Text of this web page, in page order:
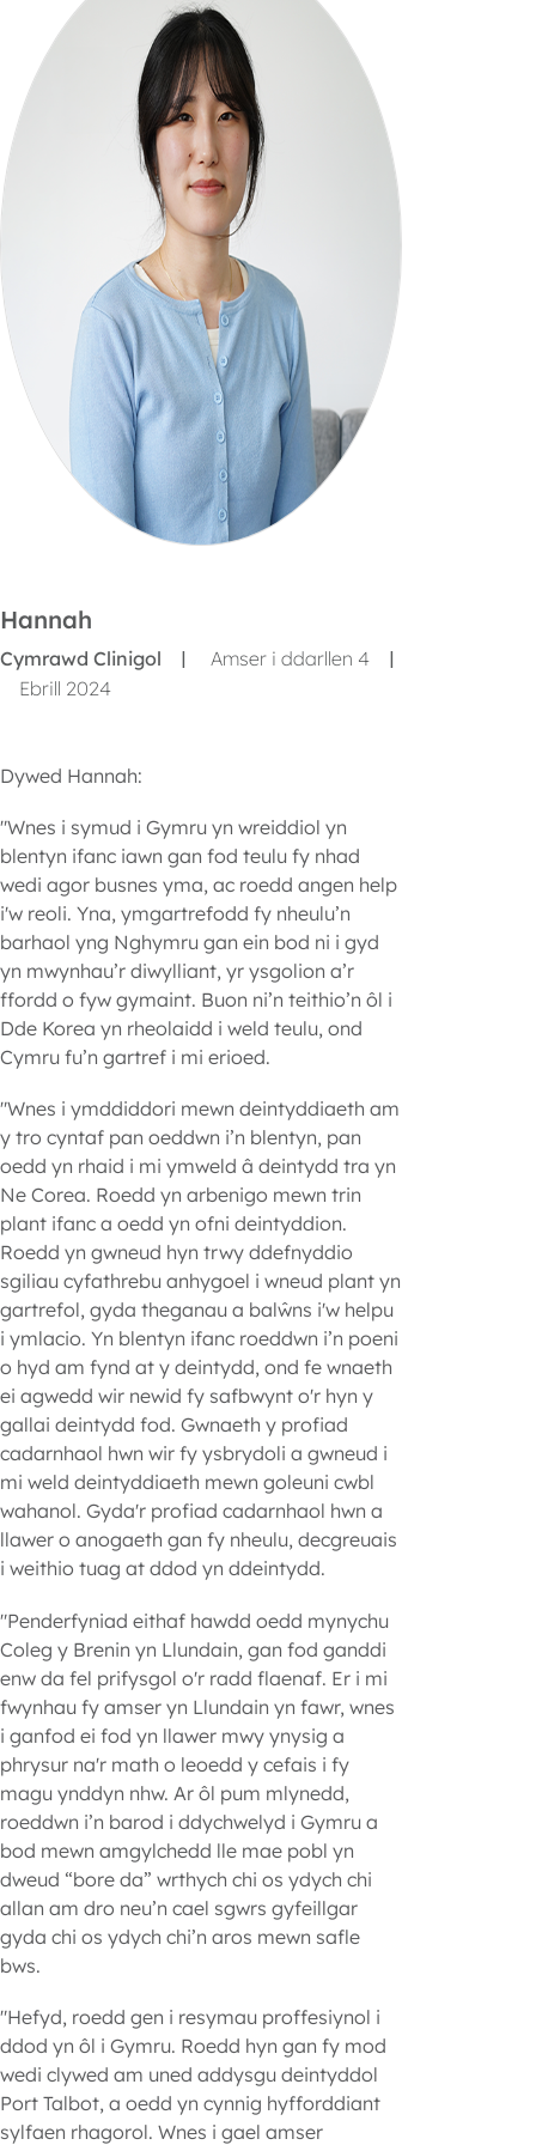
Hannah
Cymrawd Clinigol | Amser i ddarllen 4 |
Ebrill 2024
Dywed Hannah:
"Wnes i symud i Gymru yn wreiddiol yn
blentyn ifanc iawn gan fod teulu fy nhad
wedi agor busnes yma, ac roedd angen help
i'w reoli. Yna, ymgartrefodd fy nheulu’n
barhaol yng Nghymru gan ein bod ni i gyd
yn mwynhau’r diwylliant, yr ysgolion a’r
ffordd o fyw gymaint. Buon ni’n teithio’n ôl i
Dde Korea yn rheolaidd i weld teulu, ond
Cymru fu’n gartref i mi erioed.
"Wnes i ymddiddori mewn deintyddiaeth am
y tro cyntaf pan oeddwn i’n blentyn, pan
oedd yn rhaid i mi ymweld â deintydd tra yn
Ne Corea. Roedd yn arbenigo mewn trin
plant ifanc a oedd yn ofni deintyddion.
Roedd yn gwneud hyn trwy ddefnyddio
sgiliau cyfathrebu anhygoel i wneud plant yn
gartrefol, gyda theganau a balŵns i'w helpu
i ymlacio. Yn blentyn ifanc roeddwn i’n poeni
o hyd am fynd at y deintydd, ond fe wnaeth
ei agwedd wir newid fy safbwynt o'r hyn y
gallai deintydd fod. Gwnaeth y profiad
cadarnhaol hwn wir fy ysbrydoli a gwneud i
mi weld deintyddiaeth mewn goleuni cwbl
wahanol. Gyda'r profiad cadarnhaol hwn a
llawer o anogaeth gan fy nheulu, decgreuais
i weithio tuag at ddod yn ddeintydd.
"Penderfyniad eithaf hawdd oedd mynychu
Coleg y Brenin yn Llundain, gan fod ganddi
enw da fel prifysgol o'r radd flaenaf. Er i mi
fwynhau fy amser yn Llundain yn fawr, wnes
i ganfod ei fod yn llawer mwy ynysig a
phrysur na'r math o leoedd y cefais i fy
magu ynddyn nhw. Ar ôl pum mlynedd,
roeddwn i’n barod i ddychwelyd i Gymru a
bod mewn amgylchedd lle mae pobl yn
dweud “bore da” wrthych chi os ydych chi
allan am dro neu’n cael sgwrs gyfeillgar
gyda chi os ydych chi’n aros mewn safle
bws.
"Hefyd, roedd gen i resymau proffesiynol i
ddod yn ôl i Gymru. Roedd hyn gan fy mod
wedi clywed am uned addysgu deintyddol
Port Talbot, a oedd yn cynnig hyfforddiant
sylfaen rhagorol. Wnes i gael amser